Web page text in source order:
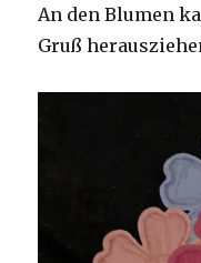
An den Blumen
Gruß